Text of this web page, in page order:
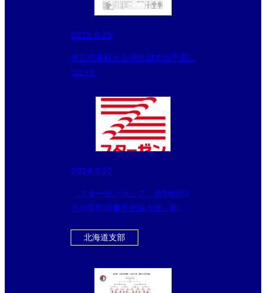
2025.9.25
本庄市長杯大会神奈川支部予選に
ついて
2024.3.27
「スターゼンカップ 第54回日
本少年野球春季全国大会」開
北海道支部